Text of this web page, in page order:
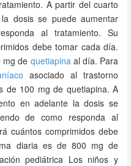
A partir del cuarto
dosis se puede aumentar
al tratamiento. Su
debe tomar cada día.
mg de quetiapinaal día. Para
asociado al trastorno
de 100 mg de quetiapina. A
en adelante la dosis se
de como responda al
cuántos comprimidos debe
diaria es de 800 mg de
pediátrica Los niños y